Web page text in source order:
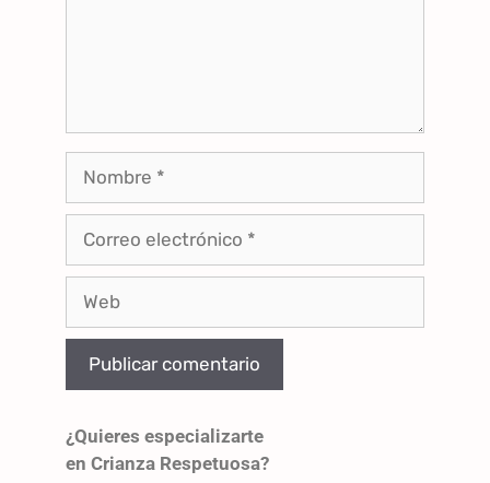
¿Quieres especializarte
en Crianza Respetuosa?